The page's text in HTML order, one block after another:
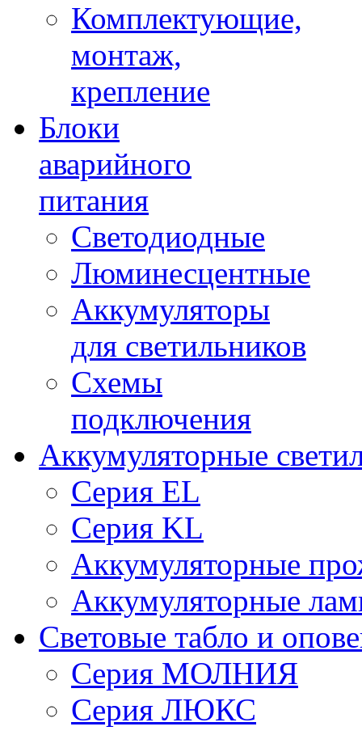
Комплектующие,
монтаж,
крепление
Блоки
аварийного
питания
Светодиодные
Люминесцентные
Аккумуляторы
для светильников
Схемы
подключения
Аккумуляторные
Серия EL
Серия KL
Аккумуляторные
Аккумуляторные
Световые табло и
Серия МОЛНИЯ
Серия ЛЮКС